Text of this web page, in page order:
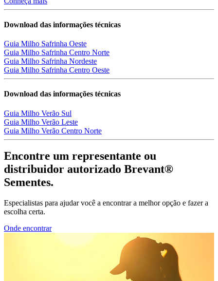
Download das informações técnicas
Guia Milho Safrinha Oeste
Guia Milho Safrinha Centro Norte
Guia Milho Safrinha Nordeste
Guia Milho Safrinha Centro Oeste
Download das informações técnicas
Guia Milho Verão Sul
Guia Milho Verão Leste
Guia Milho Verão Centro Norte
Encontre um representante ou
distribuidor autorizado Brevant®
Sementes.
Especialistas para ajudar você a encontrar a melhor opção e fazer a
escolha certa.
Onde encontrar